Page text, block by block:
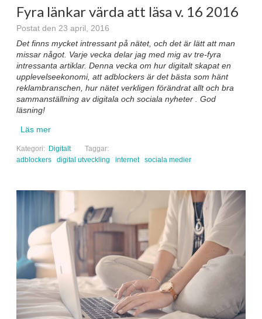
Fyra länkar värda att läsa v. 16 2016
Postat den 23 april, 2016
Det finns mycket intressant på nätet, och det är lätt att man
missar något. Varje vecka delar jag med mig av tre-fyra
intressanta artiklar. Denna vecka om hur digitalt skapat en
upplevelseekonomi, att adblockers är det bästa som hänt
reklambranschen, hur nätet verkligen förändrat allt och bra
sammanställning av digitala och sociala nyheter . God
läsning!
Läs mer
Kategori: Digitalt
Taggar:
adblockers
digital utveckling internet sociala medier